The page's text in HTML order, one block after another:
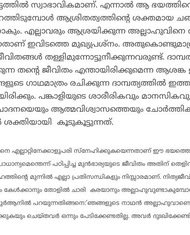
സ്വാഭാവികമാണ്. എന്നാല്‍ ആ
ആശ്രിതത്വത്തിന്റെ ശക്തമായ
എല്ലാവരും ആശ്രയിക്കുന്ന അല്ലാഹുവിനെ
ഇവിടത്തെ മുഖ്യപ്രശ്‌നം.
തള്ളിമുന്നോട്ടുനീക്കുന്നവരുണ്ട്.
തന്റെ ജീവിതം എന്തായിരിക്കുമെന്ന
ഗാഥമാത്രം രചിക്കുന്ന ദാമ്പത്യത്തില്‍
പങ്കാളിയുടെ ശാരീരികവും
ആത്മവിശ്വാസത്തെയും
ശക്തിയായി കൂടുകൂട്ടുന്നത്.
എല്ലാറ്റിനേക്കാളുപരി സ്‌നേഹിക്കുകയെന്നതാണ് ഈ
പഠിപ്പിച്ച മുന്‍ഭാര്യയുടെ ജീവിതം അതിന്
മുന്നില്‍ എല്ലാ പ്രതിസന്ധികളും നിസ്സാരമാണ്.
കേള്‍ക്കാനും തോളില്‍ ചാരി കരയാനും
പറയുന്നതിങ്ങനെ:’ഞങ്ങളുടെ നാഥന്‍
ചെയ്തവര്‍ ഒന്നും പേടിക്കേണ്ടതില്ല. അവര്‍